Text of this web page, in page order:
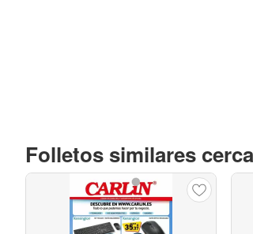
Folletos similares